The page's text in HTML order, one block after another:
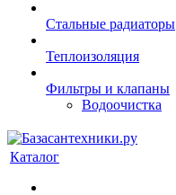
Стальные радиаторы
Теплоизоляция
Фильтры и клапаны
Водоочистка
Каталог